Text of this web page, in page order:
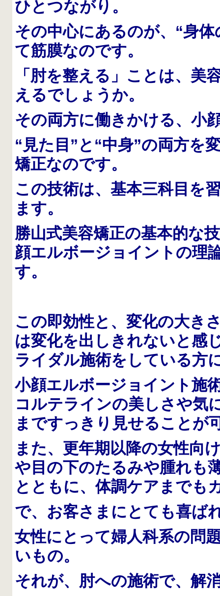
ひとつながり。
その中心にあるのが、“身
て筋膜なのです。
「肘を整える」ことは、美
えるでしょうか。
その両方に働きかける、小
“見た目”と“中身”の両方を
矯正なのです。
この技術は、基本三科目を
ます。
勝山式美容矯正の基本的な
顔エルボージョイントの理
す。
この即効性と、変化の大き
は変化を出しきれないと感
ライダル施術をしている方
小顔エルボージョイント施
コルテラインの美しさや気
まですっきり見せることが
また、更年期以降の女性向
や目の下のたるみや腫れも
とともに、体調ケアまでも
で、お客さまにとても喜ば
女性にとって婦人科系の問
いもの。
それが、肘への施術で、解